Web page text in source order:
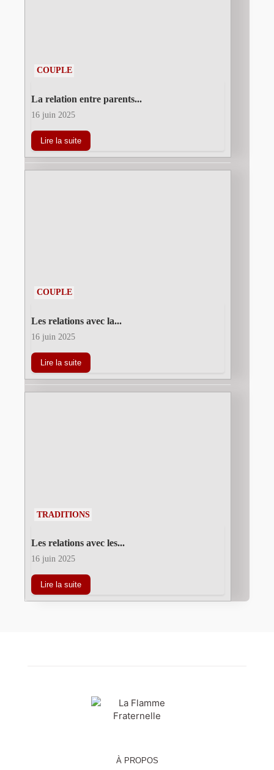
COUPLE
La relation entre parents...
16 juin 2025
Lire la suite
COUPLE
Les relations avec la...
16 juin 2025
Lire la suite
TRADITIONS
Les relations avec les...
16 juin 2025
Lire la suite
À PROPOS